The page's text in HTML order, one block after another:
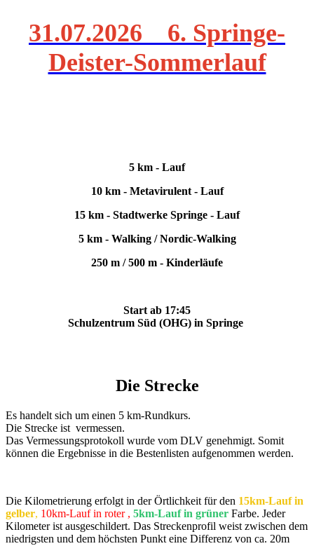
31.07.2026 6. Springe-
Deister-Sommerlauf
5 km - Lauf
10 km - Metavirulent - Lauf
15 km - Stadtwerke Springe - Lauf
5 km - Walking / Nordic-Walking
250 m / 500 m - Kinderläufe
Start ab 17:45
Schulzentrum Süd (OHG) in Springe
Die Strecke
Es handelt sich um einen 5 km-Rundkurs.
Die Strecke ist vermessen.
Das Vermessungsprotokoll wurde vom DLV genehmigt. Somit
können die Ergebnisse in die Bestenlisten aufgenommen werden.
Die Kilometrierung erfolgt in der Örtlichkeit für den 15km-Lauf in
gelber, 10km-Lauf in roter , 5km-Lauf in grüner Farbe. Jeder
Kilometer ist ausgeschildert. Das Streckenprofil weist zwischen dem
niedrigsten und dem höchsten Punkt eine Differenz von ca. 20m